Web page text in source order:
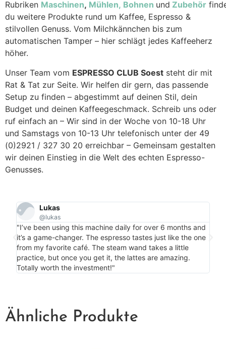
Rubriken Maschinen, Mühlen, Bohnen und Zubehör
du weitere Produkte rund um Kaffee, Espresso &
stilvollen Genuss. Vom Milchkännchen bis zum
automatischen Tamper – hier schlägt jedes Kaffeeherz
höher.
Unser Team vom ESPRESSO CLUB Soest steht dir mit
Rat & Tat zur Seite. Wir helfen dir gern, das passende
Setup zu finden – abgestimmt auf deinen Stil, dein
Budget und deinen Kaffeegeschmack. Schreib uns oder
ruf einfach an – Wir sind in der Woche von 10-18 Uhr
und Samstags von 10-13 Uhr telefonisch unter der 49
(0)2921 / 327 30 20 erreichbar – Gemeinsam gestalten
wir deinen Einstieg in die Welt des echten Espresso-
Genusses.
Lukas
@lukas
"I’ve been using this machine daily for over 6 months and
it’s a game-changer. The espresso tastes just like the one
from my favorite café. The steam wand takes a little
practice, but once you get it, the lattes are amazing.
Totally worth the investment!"
Ähnliche Produkte